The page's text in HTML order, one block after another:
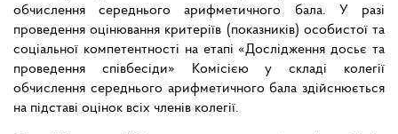
обчислення середнього арифметичного бала. У разі
проведення оцінювання критеріїв (показників) особистої та
соціальної компетентності на етапі «Дослідження досьє та
проведення співбесіди» Комісією у складі колегії
обчислення середнього арифметичного бала здійснюється
на підставі оцінок всіх членів колегії.